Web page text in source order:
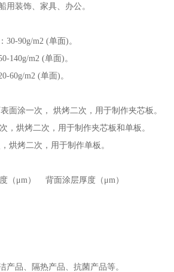
用装饰、家具、办公。
90g/m2 (单面)。
140g/m2 (单面)。
60g/m2 (单面)。
面涂一次， 烘烤二次，用于制作夹芯板。
，烘烤二次，用于制作夹芯板和单板。
烘烤二次，用于制作单板。
（μm） 背面涂层厚度（μm）
产品、隔热产品、抗菌产品等。